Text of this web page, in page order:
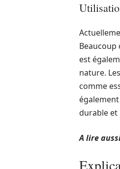
Beaucoup
est
nature.
comme
durable et
A lire